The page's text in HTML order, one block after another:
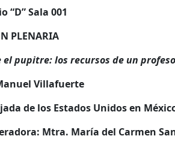
“D” Sala 001
PLENARIA
el pupitre: los recursos de un
Villafuerte
de los Estados Unidos en
Mtra. María del Carmen